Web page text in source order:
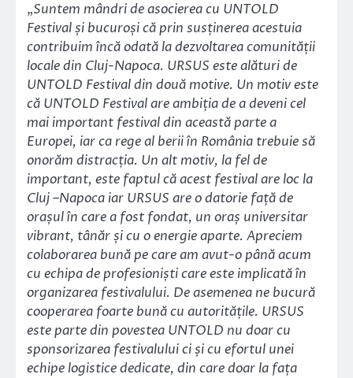
„Suntem mândri de asocierea cu UNTOLD
Festival și bucuroși că prin susținerea acestuia
contribuim încă odată la dezvoltarea comunității
locale din Cluj-Napoca. URSUS este alături de
UNTOLD Festival din două motive. Un motiv este
că UNTOLD Festival are ambiția de a deveni cel
mai important festival din această parte a
Europei, iar ca rege al berii în România trebuie să
onorăm distracția. Un alt motiv, la fel de
important, este faptul că acest festival are loc la
Cluj –Napoca iar URSUS are o datorie față de
orașul în care a fost fondat, un oraș universitar
vibrant, tânăr și cu o energie aparte. Apreciem
colaborarea bună pe care am avut-o până acum
cu echipa de profesioniști care este implicată în
organizarea festivalului. De asemenea ne bucură
cooperarea foarte bună cu autoritățile. URSUS
este parte din povestea UNTOLD nu doar cu
sponsorizarea festivalului ci și cu efortul unei
echipe logistice dedicate, din care doar la fața